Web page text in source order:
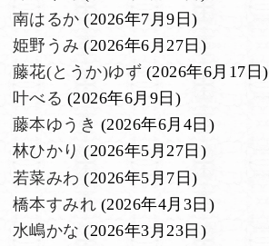
南はるか (2026年7月9日)
姫野うみ (2026年6月27日)
藤花(とうか)ゆず (2026年6月17日)
叶べる (2026年6月9日)
藤本ゆうき (2026年6月4日)
林ひかり (2026年5月27日)
若菜みわ (2026年5月7日)
橋本すみれ (2026年4月3日)
水嶋かな (2026年3月23日)